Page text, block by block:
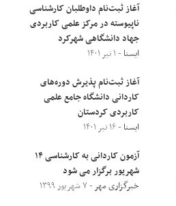
آغاز ثبت‌نام داوطلبان کارشناسی
ناپیوسته در مرکز علمی کاربردی
جهاد دانشگاهی شهرکرد
ایسنا - ۱ تیر ۱۴۰۱
آغاز ثبت‌نام پذیرش دوره‌های
کاردانی دانشگاه جامع علمی
کاربردی کردستان
ایسنا - ۱۶ تیر ۱۴۰۱
آزمون کاردانی به کارشناسی ۱۴
شهریور برگزار می شود
خبرگزاری مهر- ۷ شهریور ۱۳۹۹